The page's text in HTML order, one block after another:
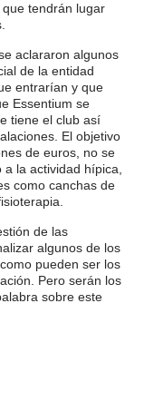
tendrán lugar
aclararon algunos
de la entidad
entrarían y que
Essentium se
tiene el club así
El objetivo
de euros, no se
la actividad hípica,
como canchas de
de las
algunos de los
pueden ser los
Pero serán los
sobre este